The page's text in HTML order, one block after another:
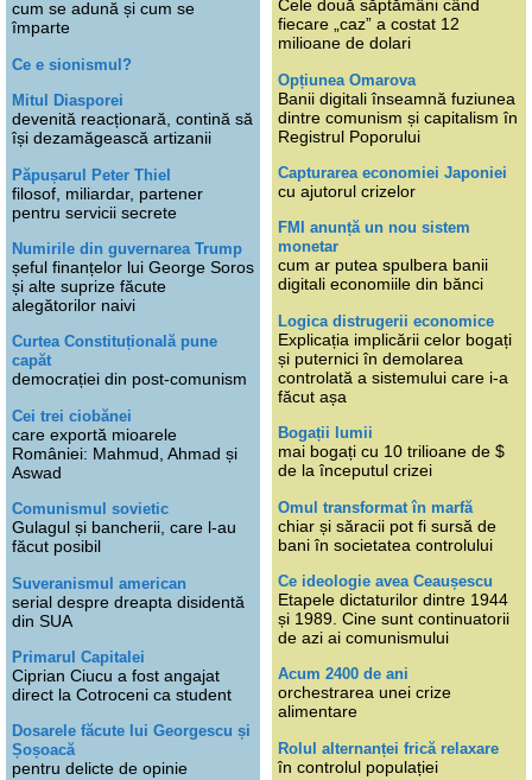
cum se adună și cum se
împarte
Ce e sionismul?
Mitul Diasporei
devenită reacționară, contină să
își dezamăgească artizanii
Păpușarul Peter Thiel
filosof, miliardar, partener
pentru servicii secrete
Numirile din guvernarea Trump
șeful finanțelor lui George Soros
și alte suprize făcute
alegătorilor naivi
Curtea Constituțională pune
capăt
democrației din post-comunism
Cei trei ciobănei
care exportă mioarele
României: Mahmud, Ahmad și
Aswad
Comunismul sovietic
Gulagul și bancherii, care l-au
făcut posibil
Suveranismul american
serial despre dreapta disidentă
din SUA
Primarul Capitalei
Ciprian Ciucu a fost angajat
direct la Cotroceni ca student
Dosarele făcute lui Georgescu și
Șoșoacă
pentru delicte de opinie
Cele două săptămâni când
fiecare „caz” a costat 12
milioane de dolari
Opțiunea Omarova
Banii digitali înseamnă fuziunea
dintre comunism și capitalism în
Registrul Poporului
Capturarea economiei Japoniei
cu ajutorul crizelor
FMI anunță un nou sistem
monetar
cum ar putea spulbera banii
digitali economiile din bănci
Logica distrugerii economice
Explicația implicării celor bogați
și puternici în demolarea
controlată a sistemului care i-a
făcut așa
Bogații lumii
mai bogați cu 10 trilioane de $
de la începutul crizei
Omul transformat în marfă
chiar și săracii pot fi sursă de
bani în societatea controlului
Ce ideologie avea Ceaușescu
Etapele dictaturilor dintre 1944
și 1989. Cine sunt continuatorii
de azi ai comunismului
Acum 2400 de ani
orchestrarea unei crize
alimentare
Rolul alternanței frică relaxare
în controlul populației